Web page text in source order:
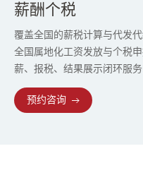
薪酬个税
覆盖全国的薪税计算与代发
全国属地化工资发放与个税
薪、报税、结果展示闭环服
预约咨询